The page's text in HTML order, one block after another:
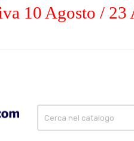
10 Agosto /